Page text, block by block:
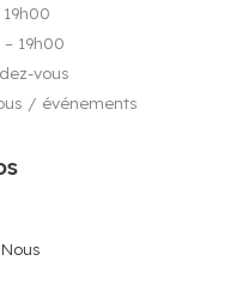
19h00
vous
/ événements